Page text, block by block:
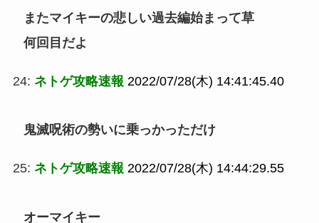
またマイキーの悲しい過去編始まって草
何回目だよ
24: ネトゲ攻略速報 2022/07/28(木) 14:41:45.40
鬼滅呪術の勢いに乗っかっただけ
25: ネトゲ攻略速報 2022/07/28(木) 14:44:29.55
オーマイキー